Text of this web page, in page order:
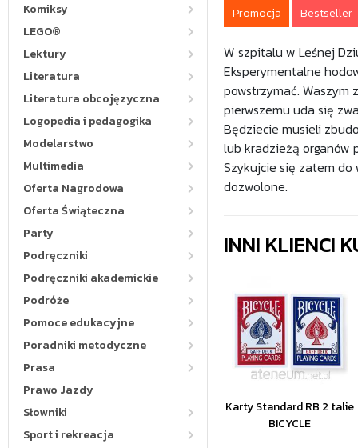
Komiksy
LEGO®
Lektury
Literatura
Literatura obcojęzyczna
Logopedia i pedagogika
Modelarstwo
Multimedia
Oferta Nagrodowa
Oferta Świąteczna
Party
Podręczniki
Podręczniki akademickie
Podróże
Pomoce edukacyjne
Poradniki metodyczne
Prasa
Prawo Jazdy
Słowniki
Sport i rekreacja
Promocja Bestseller
W szpitalu w Leśnej
Eksperymentalne
powstrzymać. Waszym
pierwszemu uda się
Będziecie musieli
lub kradzieżą organów
Szykujcie się zatem do
dozwolone.
INNI KLIENCI
Karty Standard RB 2 talie
BICYCLE